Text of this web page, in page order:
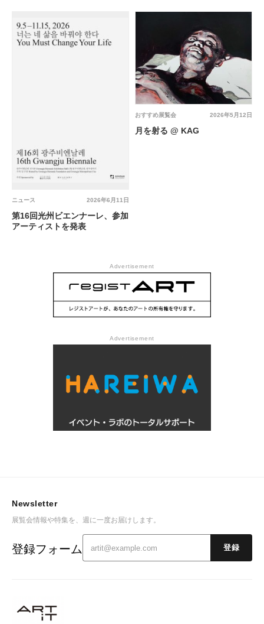
2026年6月11日
ニュース
第16回光州ビエンナーレ、参加
アーティストを発表
2026年5月12日
おすすめ展覧会
月を射る @ KAG
Advertisement
Advertisement
Newsletter
展覧会情報や特集を、週に一度お届けします。
登録フォーム 登録